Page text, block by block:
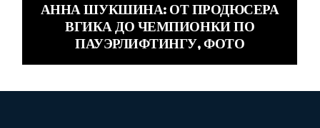
АННА ШУКШИНА: ОТ ПРОДЮСЕРА
ВГИКА ДО ЧЕМПИОНКИ ПО
ПАУЭРЛИФТИНГУ, ФОТО